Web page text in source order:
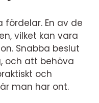
En av de
vilket kan vara
Snabba beslut
och att behöva
och
man har ont.